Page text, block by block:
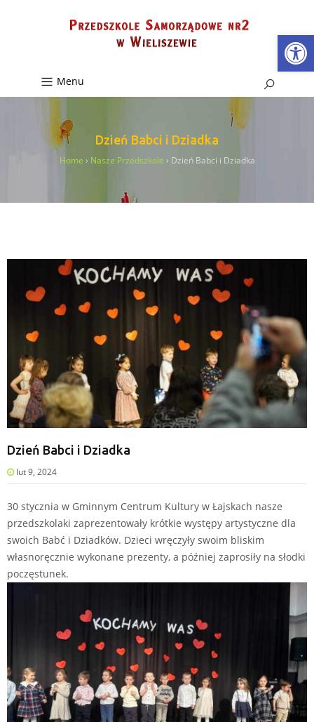
Menu
Dzień Babci i Dziadka
Home › Nasze Przedszkole › Dzień Babci i Dziadka
Dzień Babci i Dziadka
lut 9, 2024
30 stycznia w Gminnym Centrum Kultury w Łajskach nasze
przedszkolaki zaprezentowały krótkie występy artystyczne dla
swoich Babć i Dziadków. Dzieci wręczyły swoim bliskim
własnoręcznie wykonane prezenty, a później zaprosiły na słodki
poczęstunek.